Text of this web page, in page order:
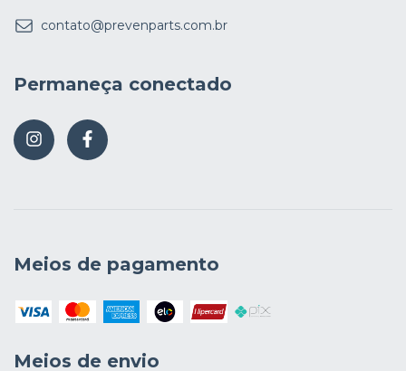
contato@prevenparts.com.br
Permaneça conectado
Meios de pagamento
Meios de envio